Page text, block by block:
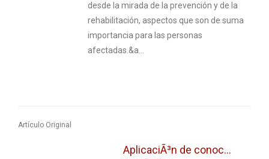
desde la mirada de la prevención y de la
rehabilitación, aspectos que son de suma
importancia para las personas
afectadas.&a...
Artículo Original
AplicaciÃ³n de conoc...